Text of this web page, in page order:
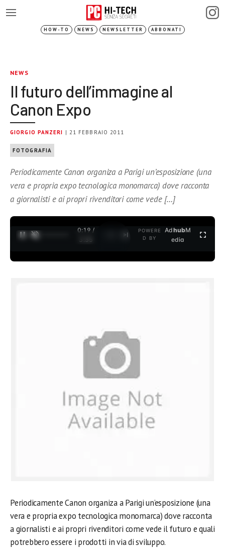
HOW-TO NEWS NEWSLETTER ABBONATI
NEWS
Il futuro dell’immagine al
Canon Expo
GIORGIO PANZERI | 21 FEBBRAIO 2011
FOTOGRAFIA
Periodicamente Canon organiza a Parigi un’esposizione (una
vera e propria expo tecnologica monomarca) dove racconta
a giornalisti e ai propri rivenditori come vede […]
0:20 /
3:35
POWERE
D BY
AdhubM
edia
Periodicamente Canon organiza a Parigi un’esposizione (una
vera e propria expo tecnologica monomarca) dove racconta
a giornalisti e ai propri rivenditori come vede il futuro e quali
potrebbero essere i prodotti in via di sviluppo.